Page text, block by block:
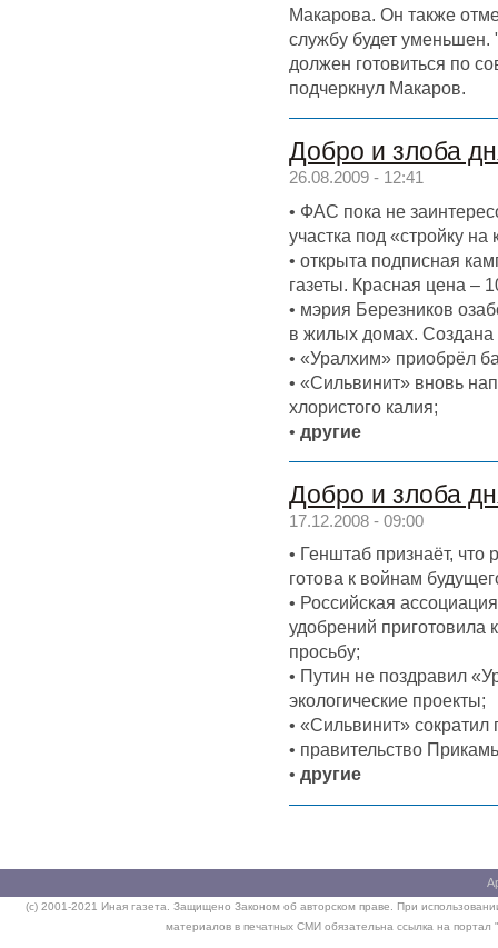
Макарова. Он также
службу будет
должен готовиться по
подчеркнул Макаров.
Добро и злоба
26.08.2009 - 12:41
• ФАС пока не
участка под «стройку на
• открыта подписная
газеты. Красная цена –
• мэрия Березников
в жилых домах. Создана
• «Уралхим» приобрёл
• «Сильвинит» вновь
хлористого калия;
• другие
Добро и злоба
17.12.2008 - 09:00
• Генштаб признаёт, что
готова к войнам
• Российская
удобрений
просьбу;
• Путин не поздравил
экологические проекты;
• «Сильвинит»
• правительство
• другие
(c) 2001-2021 Иная газета. Защищено Законом об авторском праве. При
материалов в печатных СМИ обязательна ссылка на